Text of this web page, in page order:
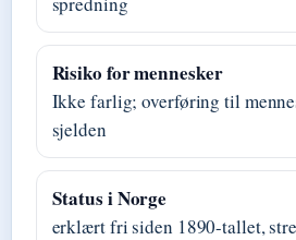
Risiko for mennesker
Ikke farlig; overføring til
sjelden
Status i Norge
erklært fri siden 1890-tallet,